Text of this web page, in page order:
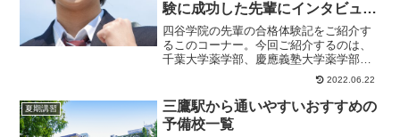
験に成功した先輩にインタビュー
【大学受験予備校四谷学院】
四谷学院の先輩の合格体験記をご紹介す
るこのコーナー。今回ご紹介するのは、
千葉大学薬学部、慶應義塾大学薬学部、
東京理科大学薬学部に合格したくんのス
2022.06.22
夏期講習
三鷹駅から通いやすいおすすめの
予備校一覧